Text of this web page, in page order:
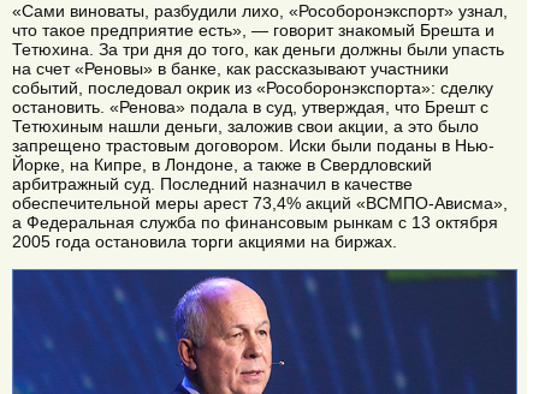
«Сами виноваты, разбудили лихо, «Рособоронэкспорт» узнал,
что такое предприятие есть», — говорит знакомый Брешта и
Тетюхина. За три дня до того, как деньги должны были упасть
на счет «Реновы» в банке, как рассказывают участники
событий, последовал окрик из «Рособоронэкспорта»: сделку
остановить. «Ренова» подала в суд, утверждая, что Брешт с
Тетюхиным нашли деньги, заложив свои акции, а это было
запрещено трастовым договором. Иски были поданы в Нью-
Йорке, на Кипре, в Лондоне, а также в Свердловский
арбитражный суд. Последний назначил в качестве
обеспечительной меры арест 73,4% акций «ВСМПО-Ависма»,
а Федеральная служба по финансовым рынкам с 13 октября
2005 года остановила торги акциями на биржах.